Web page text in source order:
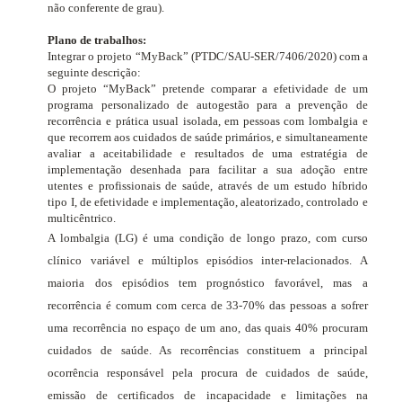
não conferente de grau).
Plano de trabalhos:
Integrar o projeto “MyBack” (PTDC/SAU-SER/7406/2020) com a
seguinte descrição:
O projeto “MyBack” pretende comparar a efetividade de um
programa personalizado de autogestão para a prevenção de
recorrência e prática usual isolada, em pessoas com lombalgia e
que recorrem aos cuidados de saúde primários, e simultaneamente
avaliar a aceitabilidade e resultados de uma estratégia de
implementação desenhada para facilitar a sua adoção entre
utentes e profissionais de saúde, através de um estudo híbrido
tipo I, de efetividade e implementação, aleatorizado, controlado e
multicêntrico.
A lombalgia (LG) é uma condição de longo prazo, com curso
clínico variável e múltiplos episódios inter-relacionados. A
maioria dos episódios tem prognóstico favorável, mas a
recorrência é comum com cerca de 33-70% das pessoas a sofrer
uma recorrência no espaço de um ano, das quais 40% procuram
cuidados de saúde. As recorrências constituem a principal
ocorrência responsável pela procura de cuidados de saúde,
emissão de certificados de incapacidade e limitações na